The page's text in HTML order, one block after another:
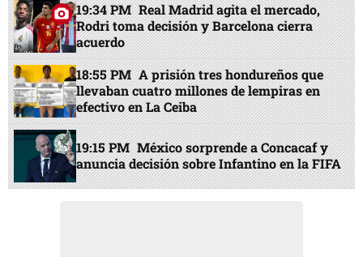
19:34 PM Real Madrid agita el mercado,
Rodri toma decisión y Barcelona cierra
acuerdo
18:55 PM A prisión tres hondureños que
llevaban cuatro millones de lempiras en
efectivo en La Ceiba
19:15 PM México sorprende a Concacaf y
anuncia decisión sobre Infantino en la FIFA